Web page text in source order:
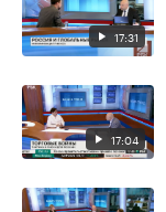
17:31
17:04